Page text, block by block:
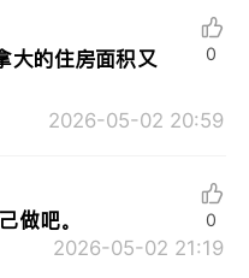
大的住房面积又
2026-05-02 20:59
0
做吧。
2026-05-02 21:19
0